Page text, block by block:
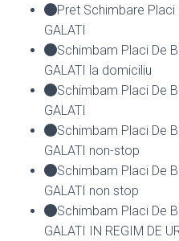
Pret Schimbare
GALATI
Schimbam Placi De
GALATI la domiciliu
Schimbam Placi De
GALATI
Schimbam Placi De
GALATI non-stop
Schimbam Placi De
GALATI non stop
Schimbam Placi De
GALATI IN REGIM DE